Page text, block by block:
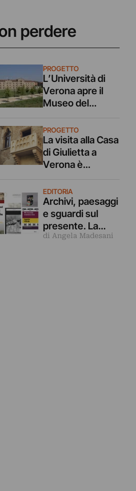
perdere
PROGETTO
L’Università di
Verona apre il
Museo del
Nuovo sito e
dialogo con la
rete culturale
italiana
PROGETTO
La visita alla Casa
di Giulietta a
Verona è
ripensare:
lanciato un
concorso di idee
EDITORIA
Archivi, paesaggi
e sguardi sul
presente. La
fotografia come
di Angela Madesani